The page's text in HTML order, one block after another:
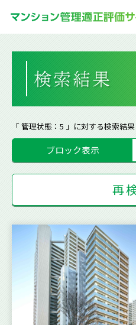
「 管理状態：5 」に対する検索結果
ブロック表示
再